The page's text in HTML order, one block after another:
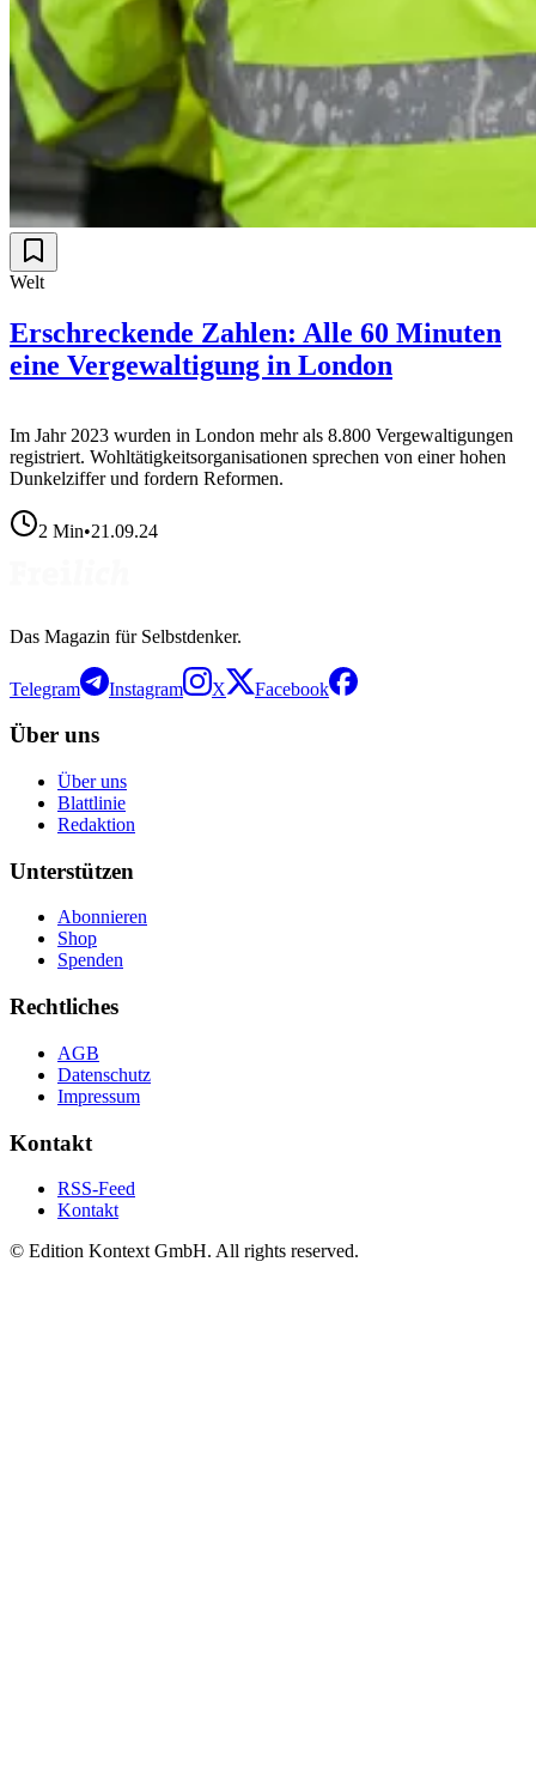
Welt
Erschreckende Zahlen: Alle 60 Minuten
eine Vergewaltigung in London
Im Jahr 2023 wurden in London mehr als 8.800 Vergewaltigungen
registriert. Wohltätigkeitsorganisationen sprechen von einer hohen
Dunkelziffer und fordern Reformen.
2 Min•21.09.24
Das Magazin für Selbstdenker.
Telegram Instagram X Facebook
Über uns
Über uns
Blattlinie
Redaktion
Unterstützen
Abonnieren
Shop
Spenden
Rechtliches
AGB
Datenschutz
Impressum
Kontakt
RSS-Feed
Kontakt
© Edition Kontext GmbH. All rights reserved.